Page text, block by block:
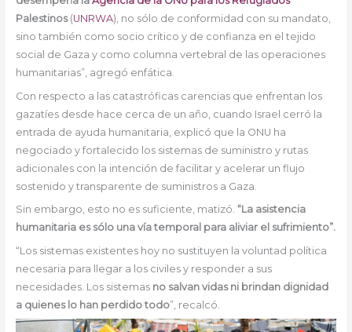
Palestinos(UNRWA), no sólo de conformidad con su mandato,
sino también como socio crítico y de confianza en el tejido
social de Gaza y como columna vertebral de las operaciones
humanitarias”, agregó enfática.
Con respecto a las catastróficas carencias que enfrentan los
gazatíes desde hace cerca de un año, cuando Israel cerró la
entrada de ayuda humanitaria, explicó que la ONU ha
negociado y fortalecido los sistemas de suministro y rutas
adicionales con la intención de facilitar y acelerar un flujo
sostenido y transparente de suministros a Gaza.
Sin embargo, esto no es suficiente, matizó. “La asistencia
humanitaria es sólo una vía temporal para aliviar el sufrimiento”.
“Los sistemas existentes hoy no sustituyen la voluntad política
necesaria para llegar a los civiles y responder a sus
necesidades. Los sistemas no salvan vidas ni brindan dignidad
a quienes lo han perdido todo”, recalcó.